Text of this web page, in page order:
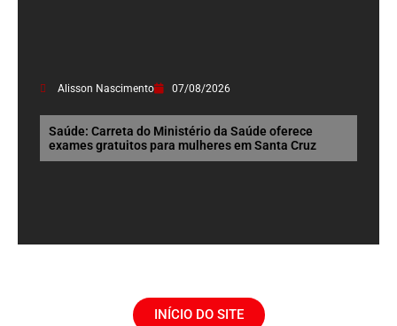
Alisson Nascimento 07/08/2026
Saúde: Carreta do Ministério da Saúde oferece
exames gratuitos para mulheres em Santa Cruz
INÍCIO DO SITE